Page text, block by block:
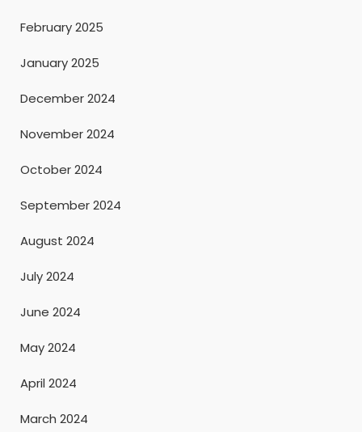
February 2025
January 2025
December 2024
November 2024
October 2024
September 2024
August 2024
July 2024
June 2024
May 2024
April 2024
March 2024